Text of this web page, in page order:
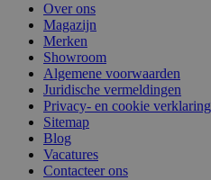
Over ons
Magazijn
Merken
Showroom
Algemene voorwaarden
Juridische vermeldingen
Privacy- en cookie verklaring
Sitemap
Blog
Vacatures
Contacteer ons